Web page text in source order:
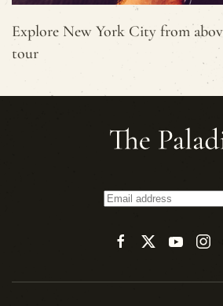
Explore New York City from
tour